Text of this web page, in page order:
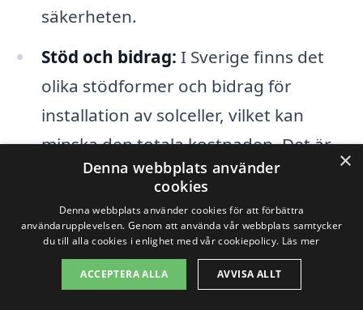
säkerheten.
Stöd och bidrag: I Sverige finns det
olika stödformer och bidrag för
installation av solceller, vilket kan
minska den totala kostnaden. Det är
viktigt att undersöka vilka alternativ
som finns tillgängliga i din kommun
för att maximera ditt ekonomiska
utbyte.
×
Denna webbplats använder
cookies
Denna webbplats använder cookies för att förbättra
användarupplevelsen. Genom att använda vår webbplats samtycker
du till alla cookies i enlighet med vår cookiepolicy. Läs mer
ACCEPTERA ALLA AVVISA ALLT